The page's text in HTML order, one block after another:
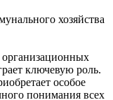
хозяйства
ключевую роль.
особое
понимания всех